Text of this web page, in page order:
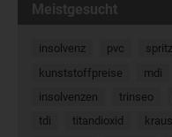
Meistgesucht
insolvenz pvc
kunststoffpreise
mdi
insolvenzen
trinseo
tdi
titandioxid